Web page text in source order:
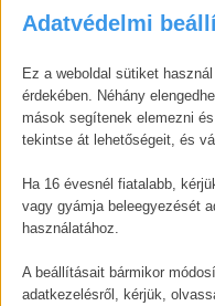
SL
240
100
microns
mennyiség
LEÍRÁS
Cserélhető
Adatvédelmi
Ez a weboldal sütiket
érdekében. Néhány
mások segítenek elemezni
tekintse át lehetőségeit, és
Ha 16 évesnél fiatalabb,
vagy gyámja beleegyezését
használatához.
A beállításait bármikor
adatkezelésről, kérjük,